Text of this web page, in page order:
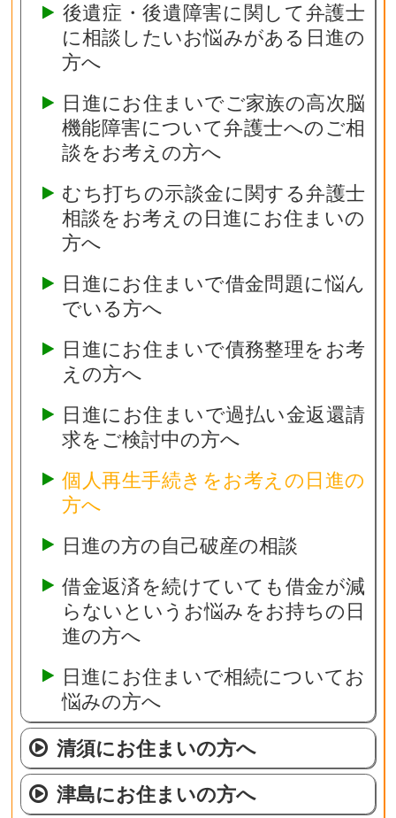
後遺症・後遺障害に関して弁護士
に相談したいお悩みがある日進の
方へ
日進にお住まいでご家族の高次脳
機能障害について弁護士へのご相
談をお考えの方へ
むち打ちの示談金に関する弁護士
相談をお考えの日進にお住まいの
方へ
日進にお住まいで借金問題に悩ん
でいる方へ
日進にお住まいで債務整理をお考
えの方へ
日進にお住まいで過払い金返還請
求をご検討中の方へ
個人再生手続きをお考えの日進の
方へ
日進の方の自己破産の相談
借金返済を続けていても借金が減
らないというお悩みをお持ちの日
進の方へ
日進にお住まいで相続についてお
悩みの方へ
清須にお住まいの方へ
津島にお住まいの方へ